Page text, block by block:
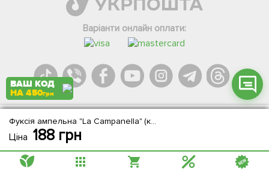
Фуксія ампельна "La Campanella" (контейнер № 10, висота 5-10 см)
Ціна 188грн
Варіанти онлайн оплати:
Agromarket.Copyright © 2013-2026. Всі права захищені
Інстаграм
Онлайн чат
ВАШ КОД
НА 450грн